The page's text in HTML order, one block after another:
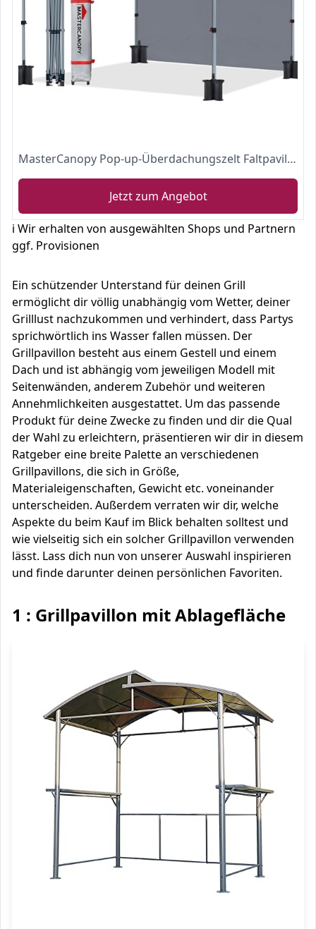
MasterCanopy Pop-up-Überdachungszelt Faltpavillon mit 1 Seitenwand Outdoor Baldachin Einfache Einrichtung, 2,5 x 2,5 m, Schwarz
Jetzt zum Angebot
ℹ️ Wir erhalten von ausgewählten Shops und Partnern
ggf. Provisionen
Ein schützender Unterstand für deinen Grill
ermöglicht dir völlig unabhängig vom Wetter, deiner
Grilllust nachzukommen und verhindert, dass Partys
sprichwörtlich ins Wasser fallen müssen. Der
Grillpavillon besteht aus einem Gestell und einem
Dach und ist abhängig vom jeweiligen Modell mit
Seitenwänden, anderem Zubehör und weiteren
Annehmlichkeiten ausgestattet. Um das passende
Produkt für deine Zwecke zu finden und dir die Qual
der Wahl zu erleichtern, präsentieren wir dir in diesem
Ratgeber eine breite Palette an verschiedenen
Grillpavillons, die sich in Größe,
Materialeigenschaften, Gewicht etc. voneinander
unterscheiden. Außerdem verraten wir dir, welche
Aspekte du beim Kauf im Blick behalten solltest und
wie vielseitig sich ein solcher Grillpavillon verwenden
lässt. Lass dich nun von unserer Auswahl inspirieren
und finde darunter deinen persönlichen Favoriten.
1 : Grillpavillon mit Ablagefläche